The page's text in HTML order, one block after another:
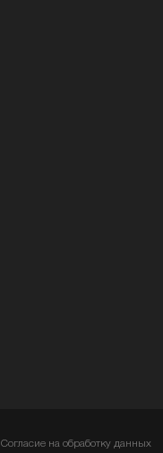
Согласие на обработку данных